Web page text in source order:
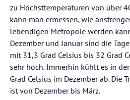
zu Höchsttemperaturen von über
kann man ermessen, wie
lebendigen Metropole werden
Dezember und Januar sind die
mit 31,3 Grad Celsius bis 32 Grad
sehr hoch. Immerhin kühlt es in
Grad Celsius im Dezember ab. Die
ist von Dezember bis März.